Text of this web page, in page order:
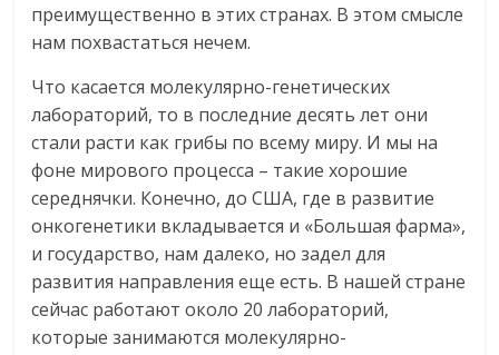
преимущественно в этих странах. В этом смысле
нам похвастаться нечем.
Что касается молекулярно-генетических
лабораторий, то в последние десять лет они
стали расти как грибы по всему миру. И мы на
фоне мирового процесса – такие хорошие
середнячки. Конечно, до США, где в развитие
онкогенетики вкладывается и «Большая фарма»,
и государство, нам далеко, но задел для
развития направления еще есть. В нашей стране
сейчас работают около 20 лабораторий,
которые занимаются молекулярно-